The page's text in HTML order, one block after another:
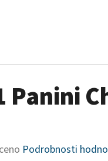
Panini
Podrobnosti